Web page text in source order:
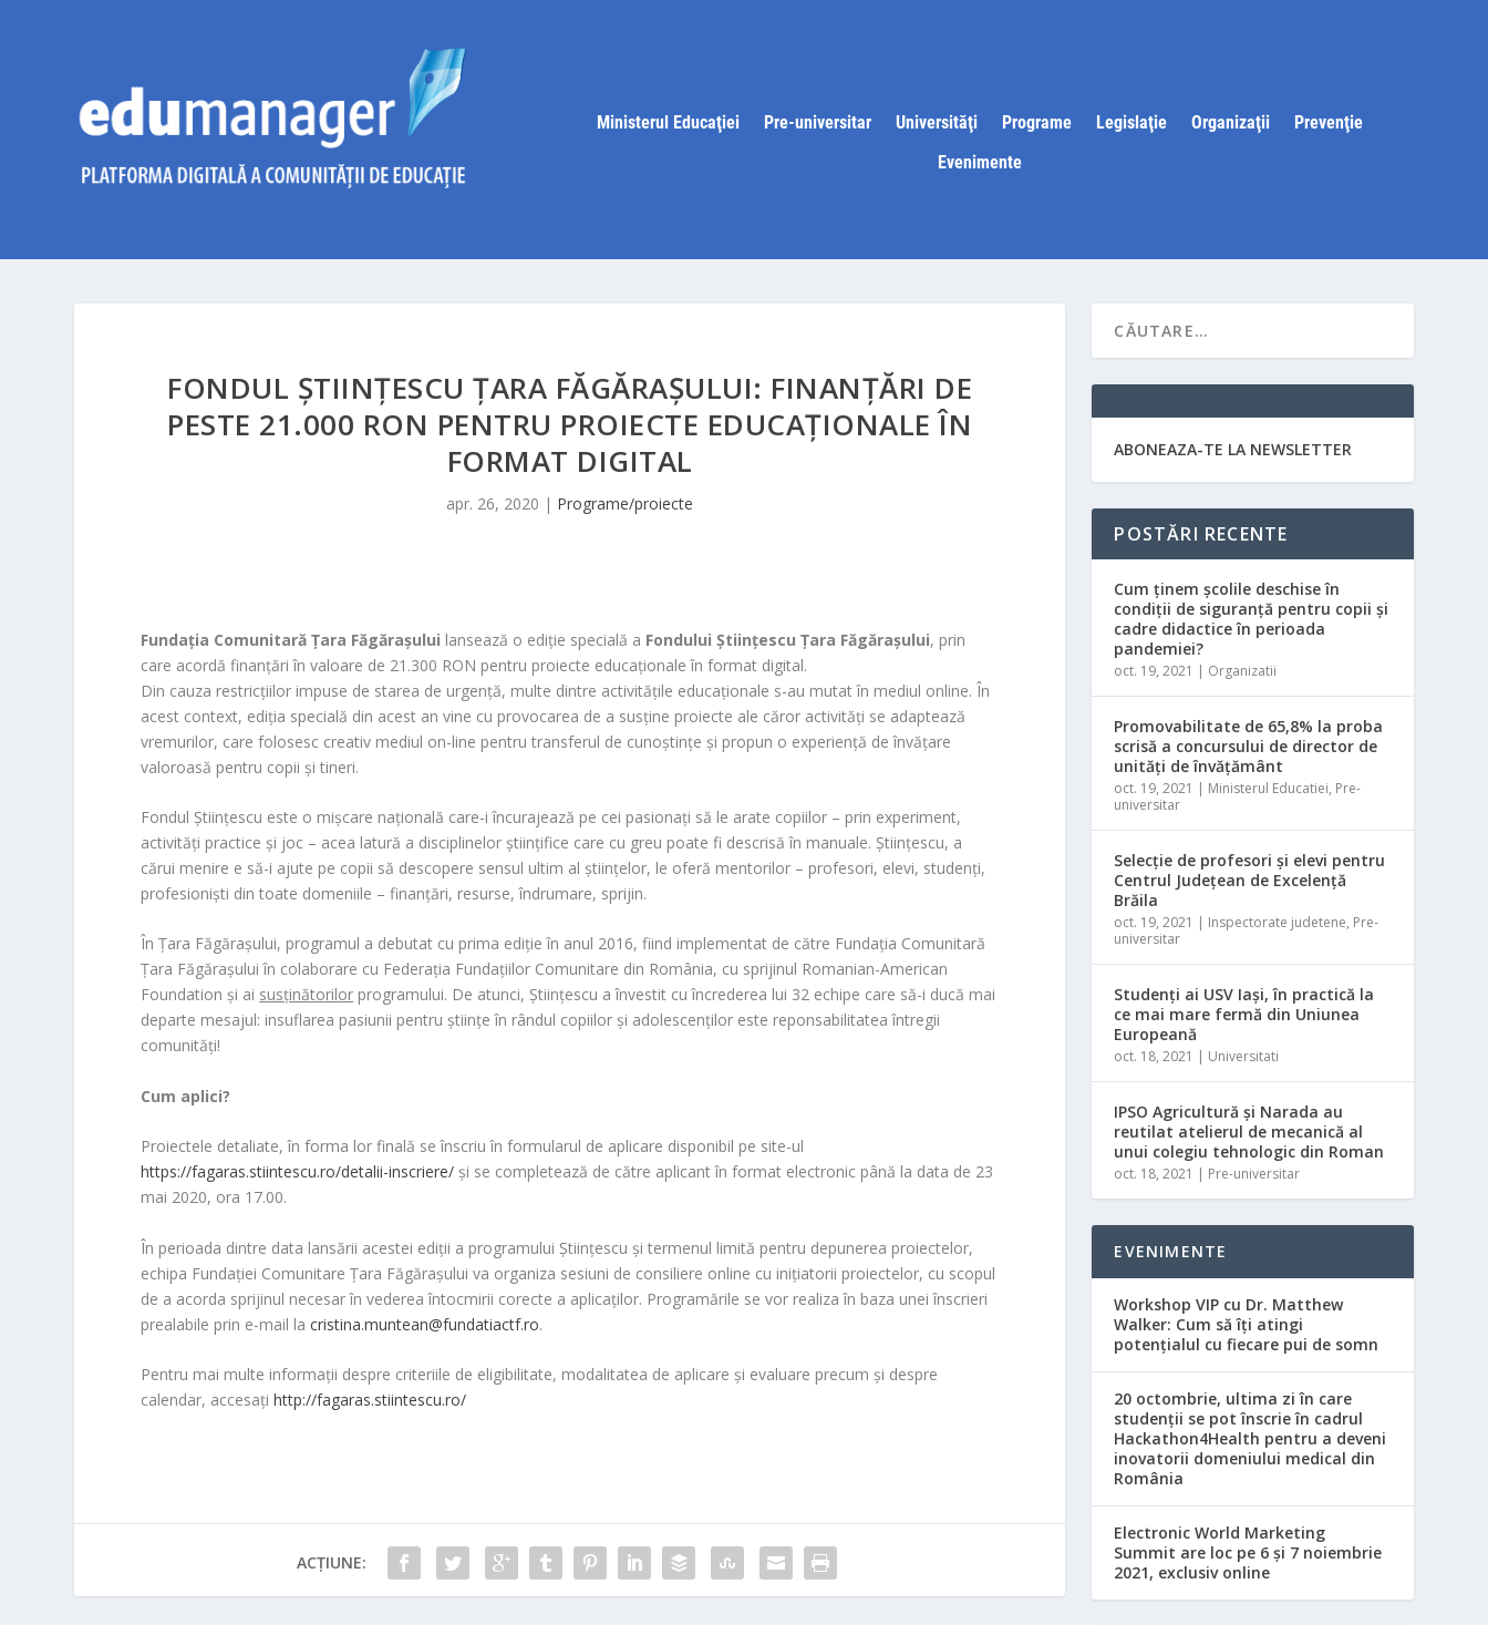
Ministerul Educaţiei Pre-universitar Universităţi Programe Legislaţie Organizaţii
Prevenţie
Evenimente
FONDUL ȘTIINȚESCU ȚARA FĂGĂRAȘULUI: FINANȚĂRI DE
PESTE 21.000 RON PENTRU PROIECTE EDUCAȚIONALE ÎN
FORMAT DIGITAL
apr. 26, 2020 | Programe/proiecte
Fundația Comunitară Țara Făgărașului lansează o ediție specială a Fondului Științescu Țara Făgărașului, prin
care acordă finanțări în valoare de 21.300 RON pentru proiecte educaționale în format digital.
Din cauza restricțiilor impuse de starea de urgență, multe dintre activitățile educaționale s-au mutat în mediul online. În
acest context, ediția specială din acest an vine cu provocarea de a susține proiecte ale căror activități se adaptează
vremurilor, care folosesc creativ mediul on-line pentru transferul de cunoștințe și propun o experiență de învățare
valoroasă pentru copii și tineri.
Fondul Științescu este o mișcare națională care-i încurajează pe cei pasionați să le arate copiilor – prin experiment,
activități practice și joc – acea latură a disciplinelor științifice care cu greu poate fi descrisă în manuale. Științescu, a
cărui menire e să-i ajute pe copii să descopere sensul ultim al științelor, le oferă mentorilor – profesori, elevi, studenți,
profesioniști din toate domeniile – finanțări, resurse, îndrumare, sprijin.
În Țara Făgărașului, programul a debutat cu prima ediție în anul 2016, fiind implementat de către Fundația Comunitară
Țara Făgărașului în colaborare cu Federația Fundațiilor Comunitare din România, cu sprijinul Romanian-American
Foundation și ai susținătorilor programului. De atunci, Științescu a învestit cu încrederea lui 32 echipe care să-i ducă mai
departe mesajul: insuflarea pasiunii pentru științe în rândul copiilor și adolescenților este reponsabilitatea întregii
comunități!
Cum aplici?
Proiectele detaliate, în forma lor finală se înscriu în formularul de aplicare disponibil pe site-ul
https://fagaras.stiintescu.ro/detalii-inscriere/ și se completează de către aplicant în format electronic până la data de 23
mai 2020, ora 17.00.
În perioada dintre data lansării acestei ediții a programului Științescu și termenul limită pentru depunerea proiectelor,
echipa Fundației Comunitare Țara Făgărașului va organiza sesiuni de consiliere online cu inițiatorii proiectelor, cu scopul
de a acorda sprijinul necesar în vederea întocmirii corecte a aplicaților. Programările se vor realiza în baza unei înscrieri
prealabile prin e-mail lacristina.muntean@fundatiactf.ro.
Pentru mai multe informații despre criteriile de eligibilitate, modalitatea de aplicare și evaluare precum și despre
calendar, accesațihttp://fagaras.stiintescu.ro/
ACȚIUNE:
ABONEAZA-TE LA NEWSLETTER
POSTĂRI RECENTE
Cum ținem școlile deschise în
condiții de siguranță pentru copii și
cadre didactice în perioada
pandemiei?
oct. 19, 2021 | Organizatii
Promovabilitate de 65,8% la proba
scrisă a concursului de director de
unităţi de învăţământ
oct. 19, 2021 | Ministerul Educatiei, Pre-
universitar
Selecţie de profesori şi elevi pentru
Centrul Judeţean de Excelenţă
Brăila
oct. 19, 2021 | Inspectorate judetene, Pre-
universitar
Studenți ai USV Iași, în practică la
ce mai mare fermă din Uniunea
Europeană
oct. 18, 2021 | Universitati
IPSO Agricultură și Narada au
reutilat atelierul de mecanică al
unui colegiu tehnologic din Roman
oct. 18, 2021 | Pre-universitar
EVENIMENTE
Workshop VIP cu Dr. Matthew
Walker: Cum să îți atingi
potențialul cu fiecare pui de somn
20 octombrie, ultima zi în care
studenții se pot înscrie în cadrul
Hackathon4Health pentru a deveni
inovatorii domeniului medical din
România
Electronic World Marketing
Summit are loc pe 6 și 7 noiembrie
2021, exclusiv online